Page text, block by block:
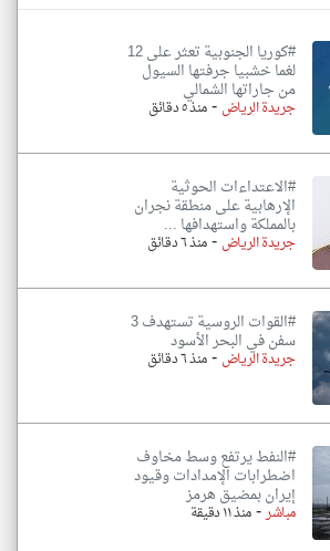
#كوريا الجنوبية تعثر على 12
لغما خشبيا جرفتها السيول
من جاراتها الشمالي
جريدة الرياض -منذ ٥ دقائق
#الاعتداءات الحوثية
الإرهابية على منطقة نجران
بالمملكة واستهدافها ...
جريدة الرياض -منذ ٦ دقائق
#القوات الروسية تستهدف 3
سفن في البحر الأسود
جريدة الرياض -منذ ٦ دقائق
#النفط يرتفع وسط مخاوف
اضطرابات الإمدادات وقيود
إيران بمضيق هرمز
مباشر-منذ ١١ دقيقة